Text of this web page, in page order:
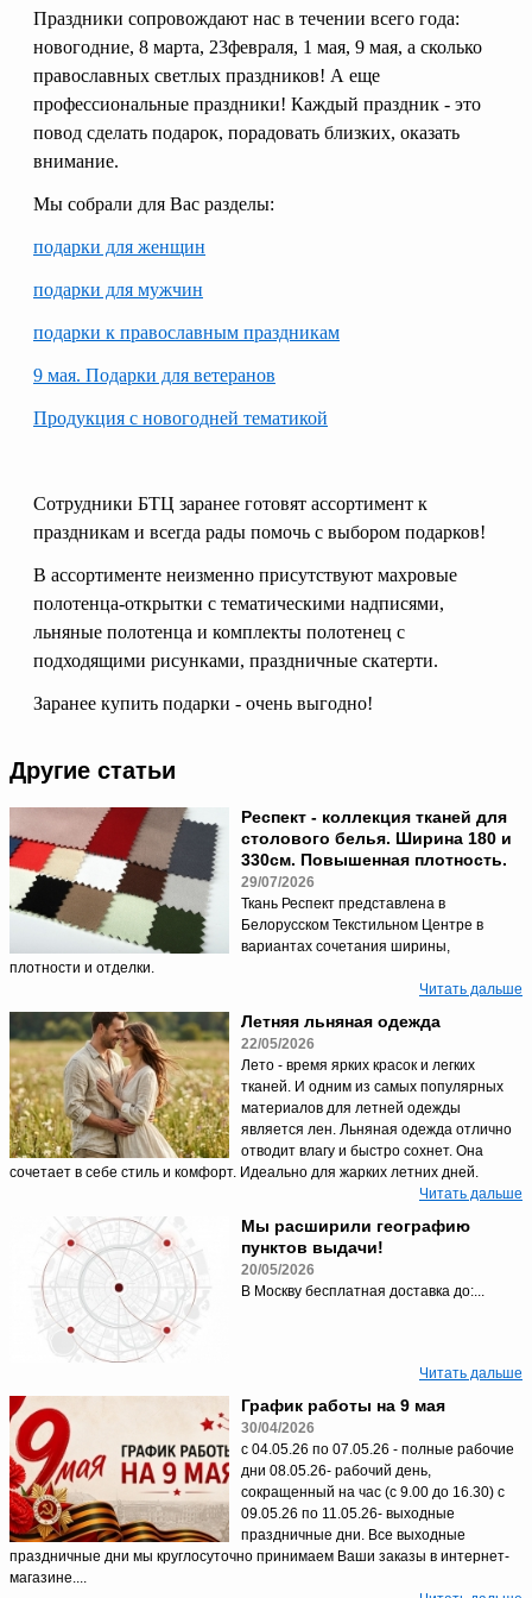
Доверенность на
получение груза
Документы по работе с
персональными данными
Письмо руководителю
Новости | Статьи
Праздники сопровождают нас в течении всего года:
новогодние, 8 марта, 23февраля, 1 мая, 9 мая, а сколько
православных светлых праздников! А еще
профессиональные праздники! Каждый праздник - это
повод сделать подарок, порадовать близких, оказать
внимание.
Мы собрали для Вас разделы:
подарки для женщин
подарки для мужчин
подарки к православным праздникам
9 мая. Подарки для ветеранов
Продукция с новогодней тематикой
Сотрудники БТЦ заранее готовят ассортимент к
праздникам и всегда рады помочь с выбором подарков!
В ассортименте неизменно присутствуют махровые
полотенца-открытки с тематическими надписями,
льняные полотенца и комплекты полотенец с
подходящими рисунками, праздничные скатерти.
Заранее купить подарки - очень выгодно!
Другие статьи
Респект - коллекция тканей для
столового белья. Ширина 180 и
330см. Повышенная плотность.
29/07/2026
Ткань Респект представлена в
Белорусском Текстильном Центре в
вариантах сочетания ширины,
плотности и отделки.
Читать дальше
Летняя льняная одежда
22/05/2026
Лето - время ярких красок и легких
тканей. И одним из самых популярных
материалов для летней одежды
является лен. Льняная одежда отлично
отводит влагу и быстро сохнет. Она
сочетает в себе стиль и комфорт. Идеально для жарких летних дней.
Читать дальше
Мы расширили географию
пунктов выдачи!
20/05/2026
В Москву бесплатная доставка до:...
Читать дальше
График работы на 9 мая
30/04/2026
с 04.05.26 по 07.05.26 - полные рабочие
дни 08.05.26- рабочий день,
сокращенный на час (с 9.00 до 16.30) с
09.05.26 по 11.05.26- выходные
праздничные дни. Все выходные
праздничные дни мы круглосуточно принимаем Ваши заказы в интернет-
магазине....